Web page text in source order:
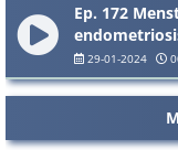
Ep. 172
29-01-2024